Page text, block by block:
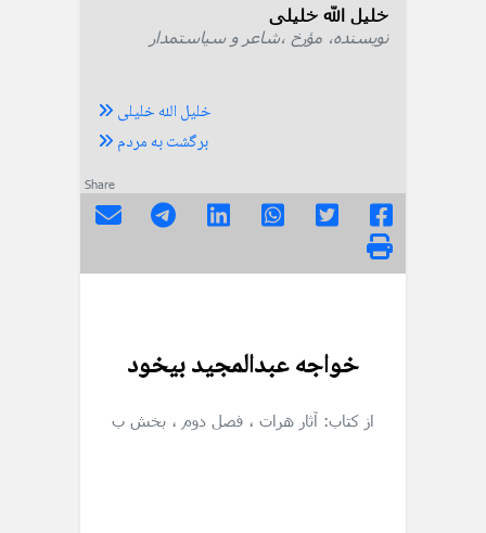
خلیل الله خلیلی
نویسنده، مؤرخ ،شاعر و سیاستمدار
خلیل الله خلیلی
برگشت به مردم
Share
خواجه عبدالمجید بیخود
از کتاب: آثار هرات ، فصل دوم ، بخش ب